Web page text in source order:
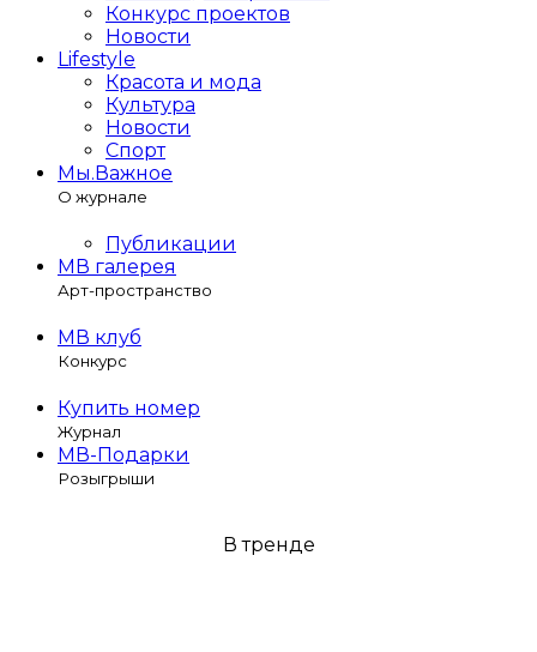
Конкурс проектов
Новости
Lifestyle
Красота и мода
Культура
Новости
Спорт
Мы.Важное
О журнале
Публикации
МВ галерея
Арт-пространство
МВ клуб
Конкурс
Купить номер
Журнал
МВ-Подарки
Розыгрыши
В тренде